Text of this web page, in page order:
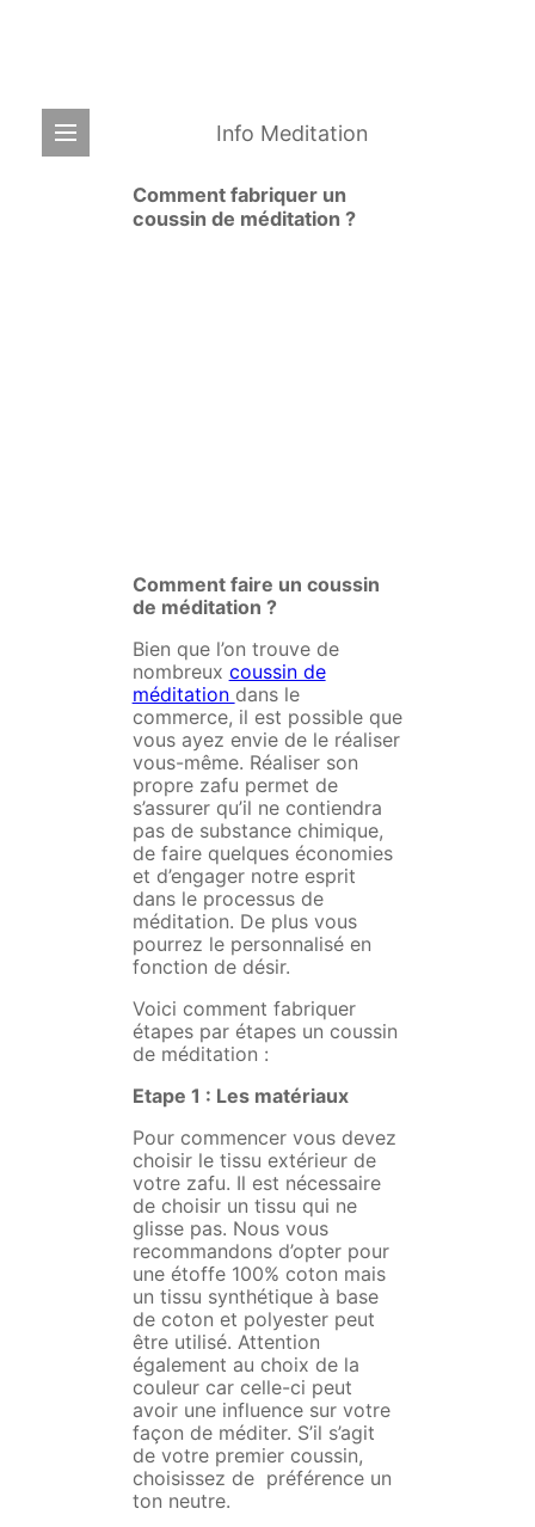
Info Meditation
Comment fabriquer un
coussin de méditation ?
Comment faire un coussin
de méditation ?
Bien que l’on trouve de
nombreux coussin de
méditation dans le
commerce, il est possible que
vous ayez envie de le réaliser
vous-même. Réaliser son
propre zafu permet de
s’assurer qu’il ne contiendra
pas de substance chimique,
de faire quelques économies
et d’engager notre esprit
dans le processus de
méditation. De plus vous
pourrez le personnalisé en
fonction de désir.
Voici comment fabriquer
étapes par étapes un coussin
de méditation :
Etape 1 : Les matériaux
Pour commencer vous devez
choisir le tissu extérieur de
votre zafu. Il est nécessaire
de choisir un tissu qui ne
glisse pas. Nous vous
recommandons d’opter pour
une étoffe 100% coton mais
un tissu synthétique à base
de coton et polyester peut
être utilisé. Attention
également au choix de la
couleur car celle-ci peut
avoir une influence sur votre
façon de méditer. S’il s’agit
de votre premier coussin,
choisissez de préférence un
ton neutre.